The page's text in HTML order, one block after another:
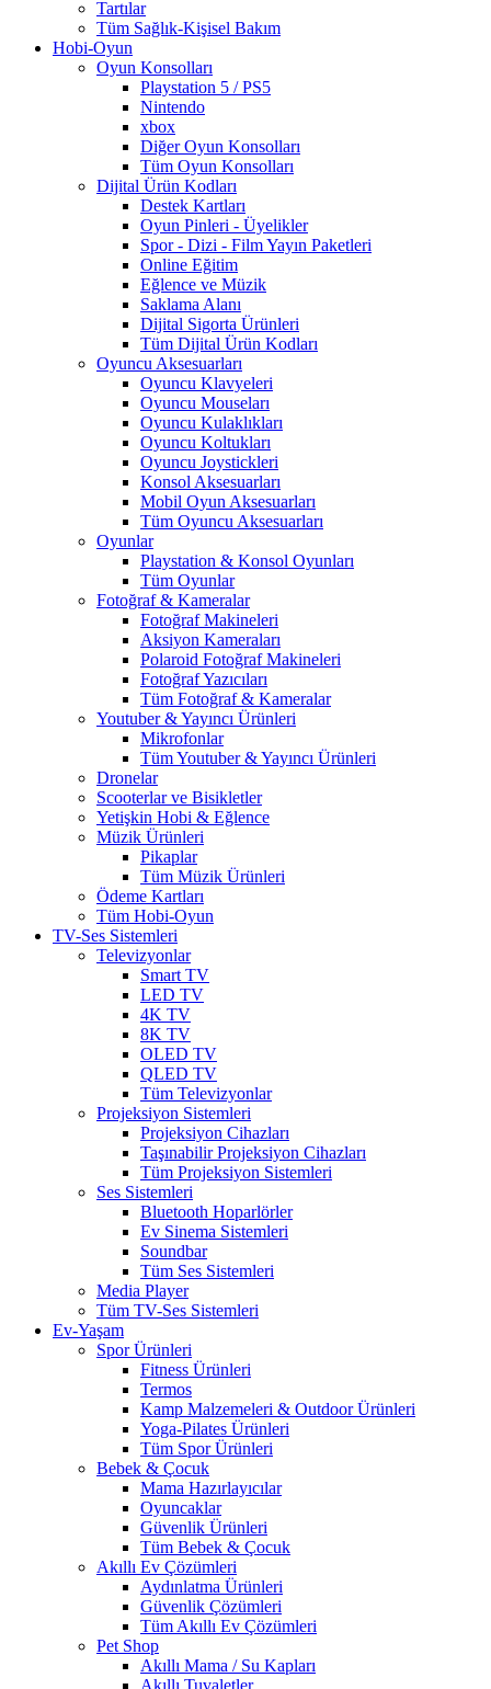
Tartılar
Tüm Sağlık-Kişisel Bakım
Hobi-Oyun
Oyun Konsolları
Playstation 5 / PS5
Nintendo
xbox
Diğer Oyun Konsolları
Tüm Oyun Konsolları
Dijital Ürün Kodları
Destek Kartları
Oyun Pinleri - Üyelikler
Spor - Dizi - Film Yayın Paketleri
Online Eğitim
Eğlence ve Müzik
Saklama Alanı
Dijital Sigorta Ürünleri
Tüm Dijital Ürün Kodları
Oyuncu Aksesuarları
Oyuncu Klavyeleri
Oyuncu Mouseları
Oyuncu Kulaklıkları
Oyuncu Koltukları
Oyuncu Joystickleri
Konsol Aksesuarları
Mobil Oyun Aksesuarları
Tüm Oyuncu Aksesuarları
Oyunlar
Playstation & Konsol Oyunları
Tüm Oyunlar
Fotoğraf & Kameralar
Fotoğraf Makineleri
Aksiyon Kameraları
Polaroid Fotoğraf Makineleri
Fotoğraf Yazıcıları
Tüm Fotoğraf & Kameralar
Youtuber & Yayıncı Ürünleri
Mikrofonlar
Tüm Youtuber & Yayıncı Ürünleri
Dronelar
Scooterlar ve Bisikletler
Yetişkin Hobi & Eğlence
Müzik Ürünleri
Pikaplar
Tüm Müzik Ürünleri
Ödeme Kartları
Tüm Hobi-Oyun
TV-Ses Sistemleri
Televizyonlar
Smart TV
LED TV
4K TV
8K TV
OLED TV
QLED TV
Tüm Televizyonlar
Projeksiyon Sistemleri
Projeksiyon Cihazları
Taşınabilir Projeksiyon Cihazları
Tüm Projeksiyon Sistemleri
Ses Sistemleri
Bluetooth Hoparlörler
Ev Sinema Sistemleri
Soundbar
Tüm Ses Sistemleri
Media Player
Tüm TV-Ses Sistemleri
Ev-Yaşam
Spor Ürünleri
Fitness Ürünleri
Termos
Kamp Malzemeleri & Outdoor Ürünleri
Yoga-Pilates Ürünleri
Tüm Spor Ürünleri
Bebek & Çocuk
Mama Hazırlayıcılar
Oyuncaklar
Güvenlik Ürünleri
Tüm Bebek & Çocuk
Akıllı Ev Çözümleri
Aydınlatma Ürünleri
Güvenlik Çözümleri
Tüm Akıllı Ev Çözümleri
Pet Shop
Akıllı Mama / Su Kapları
Akıllı Tuvaletler